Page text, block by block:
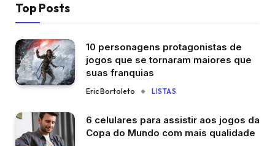
Top Posts
10 personagens protagonistas de
jogos que se tornaram maiores que
suas franquias
Eric Bortoleto LISTAS
6 celulares para assistir aos jogos da
Copa do Mundo com mais qualidade